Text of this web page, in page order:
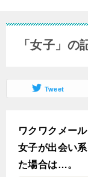
「女子」の
Tweet
ワクワクメー
女子が出会い
た場合は…。